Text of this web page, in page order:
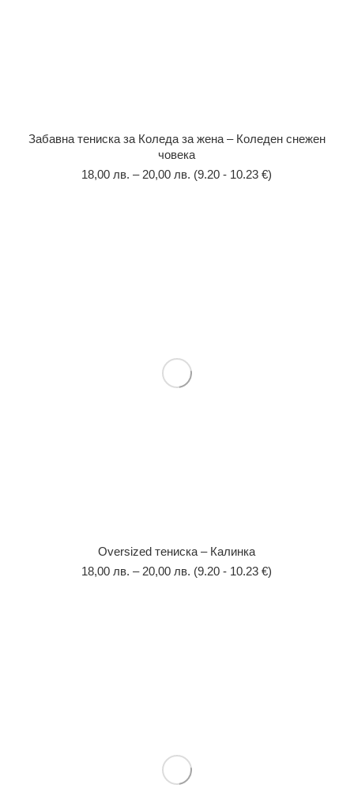
Забавна тениска за Коледа за жена – Коледен снежен
човека
18,00 лв. – 20,00 лв. (9.20 - 10.23 €)
Оversized тениска – Калинка
18,00 лв. – 20,00 лв. (9.20 - 10.23 €)